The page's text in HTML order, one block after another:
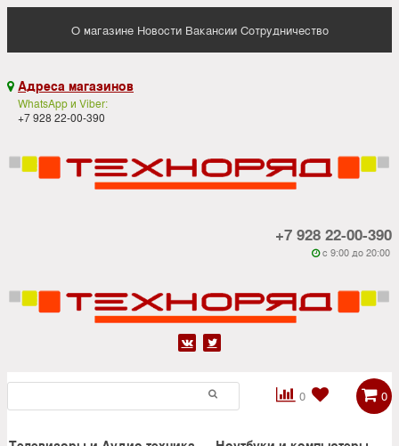
О магазине Новости Вакансии Сотрудничество
 Адреса магазинов
WhatsApp и Viber:
+7 928 22-00-390
+7 928 22-00-390
 c 9:00 до 20:00
 
0

 0